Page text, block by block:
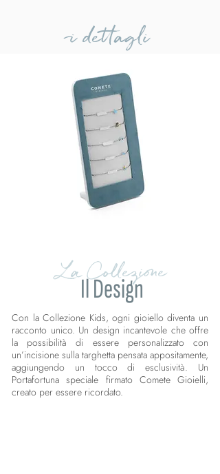
i dettagli
La Collezione
Il Design
Con la Collezione Kids, ogni gioiello diventa un
racconto unico. Un design incantevole che offre
la possibilità di essere personalizzato con
un’incisione sulla targhetta pensata appositamente,
aggiungendo un tocco di esclusività. Un
Portafortuna speciale firmato Comete Gioielli,
creato per essere ricordato.